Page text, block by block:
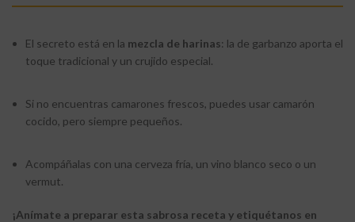
El secreto está en la mezcla de harinas: la de garbanzo aporta el
toque tradicional y un crujido especial.
Si no encuentras camarones frescos, puedes usar camarón
cocido, pero siempre pequeños.
Acompáñalas con una cerveza fría, un vino blanco seco o un
vermut.
¡Anímate a preparar esta sabrosa receta y etiquétanos en